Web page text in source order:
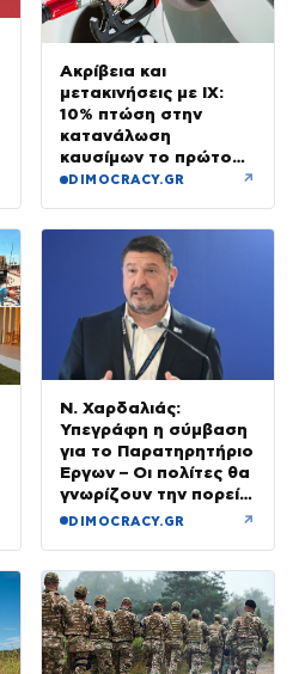
Ακρίβεια και
μετακινήσεις με ΙΧ:
10% πτώση στην
κατανάλωση
καυσίμων το πρώτο
εξάμηνο του έτους
DIMOCRACY.GR ↗
Ν. Χαρδαλιάς:
Υπεγράφη η σύμβαση
για το Παρατηρητήριο
Έργων – Οι πολίτες θα
γνωρίζουν την πορεία
κάθε έργου στην
DIMOCRACY.GR ↗